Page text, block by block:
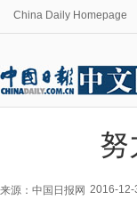
China Daily Homepage
努
来源：中国日报网 2016-12-